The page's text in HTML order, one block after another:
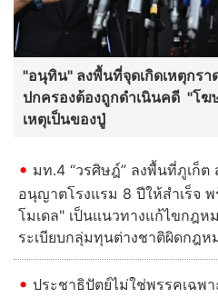
"อนุทิน" ลงพื้นที่จุดเกิดเหตุกร
ปกครองต้องถูกดําเนินคดี "โฆ
เหตุเป็นของปู่
มท.4 “วรศิษฎ์” ลงพื้นที่ภูเก็ต
อนุญาตโรงแรม 8 ปีให้สำเร็จ
โมเดล" เป็นแนวทางแก้ไขกฎห
ระเบียบกลุ่มทุนต่างชาติผิดกฎห
ประชาธิปัตย์ไม่ใช่พรรคเฉพ